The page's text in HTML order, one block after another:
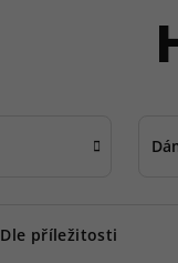
Dle příležitosti